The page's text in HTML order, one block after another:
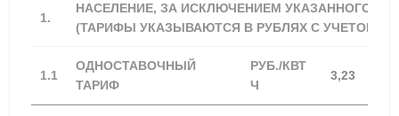
1.
НАСЕЛЕНИЕ, ЗА ИСКЛЮЧЕНИЕМ УКАЗАННОГО В
(ТАРИФЫ УКАЗЫВАЮТСЯ В РУБЛЯХ С УЧЕТОМ
1.1
ОДНОСТАВОЧНЫЙ
ТАРИФ
РУБ./КВТ
Ч
3,23